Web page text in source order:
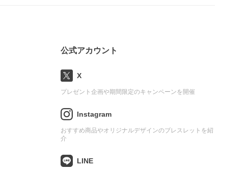
公式アカウント
X
プレゼント企画や期間限定のキャンペーンを開催
Instagram
おすすめ商品やオリジナルデザインのブレスレットを紹
介
LINE